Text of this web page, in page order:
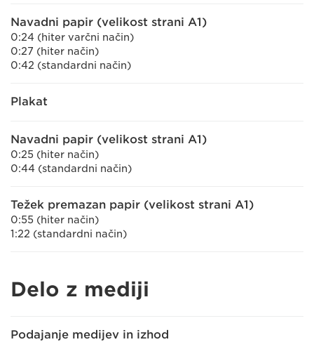
Navadni papir (velikost strani A1)
0:24 (hiter varčni način)
0:27 (hiter način)
0:42 (standardni način)
Plakat
Navadni papir (velikost strani A1)
0:25 (hiter način)
0:44 (standardni način)
Težek premazan papir (velikost strani A1)
0:55 (hiter način)
1:22 (standardni način)
Delo z mediji
Podajanje medijev in izhod